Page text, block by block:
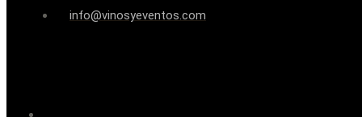
info@vinosyeventos.com